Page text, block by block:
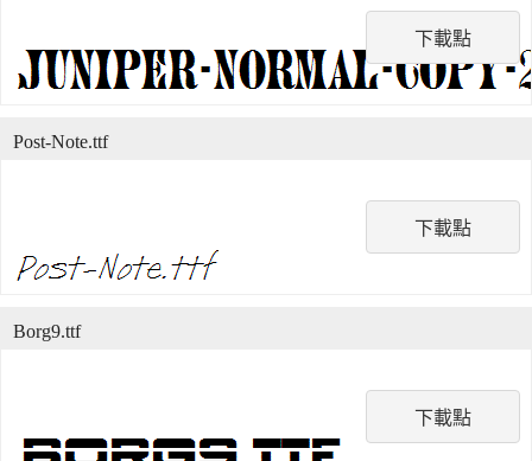
下載點
下載點
Post-Note.ttf
下載點
Borg9.ttf